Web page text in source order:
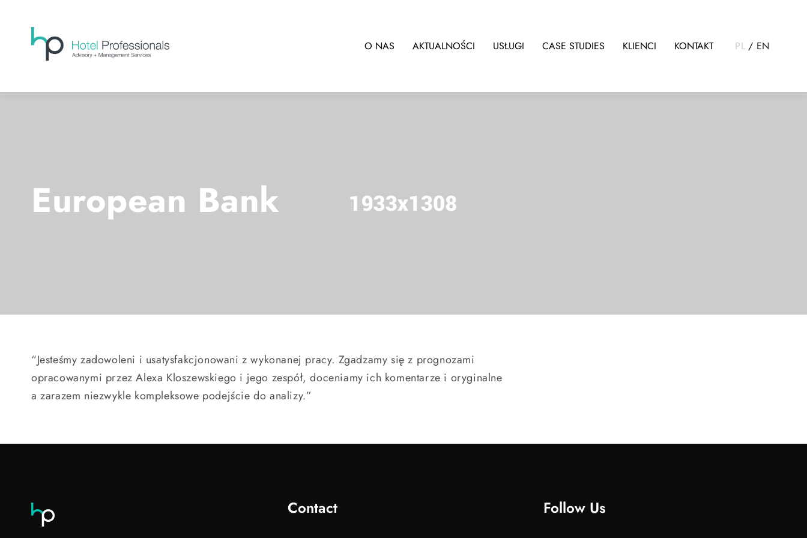
O NAS AKTUALNOŚCI USŁUGI CASE STUDIES KLIENCI KONTAKT PL / EN
European Bank
“Jesteśmy zadowoleni i usatysfakcjonowani z wykonanej pracy. Zgadzamy się z prognozami
opracowanymi przez Alexa Kloszewskiego i jego zespół, doceniamy ich komentarze i oryginalne
a zarazem niezwykle kompleksowe podejście do analizy.”
Contact Follow Us